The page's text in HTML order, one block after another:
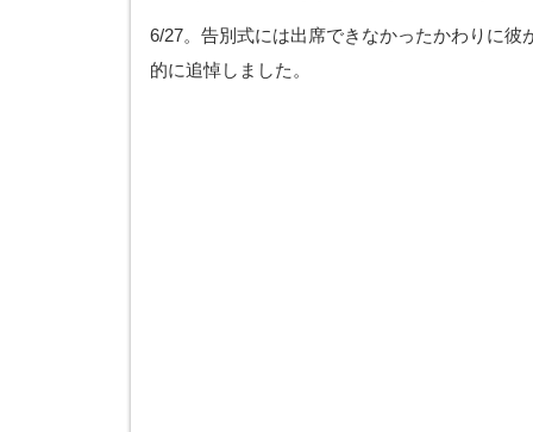
6/27。告別式には出席できなかったかわりに彼
的に追悼しました。